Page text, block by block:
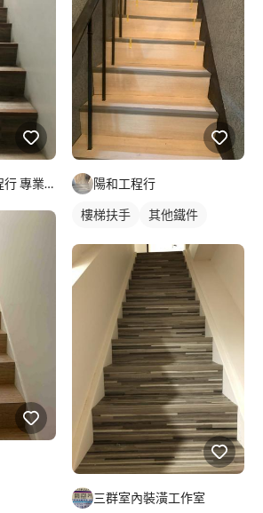
杰輝室內裝潢工程行 專業地板、窗簾、矽利康 陽和工程行
樓梯扶手 其他鐵件
三群室內裝潢工作室